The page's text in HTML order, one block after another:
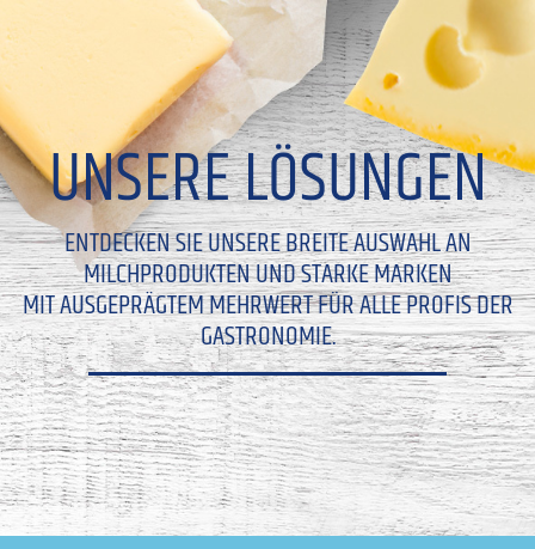
UNSERE LÖSUNGEN
ENTDECKEN SIE UNSERE BREITE AUSWAHL AN
MILCHPRODUKTEN UND STARKE MARKEN
MIT AUSGEPRÄGTEM MEHRWERT FÜR ALLE PROFIS DER
GASTRONOMIE.